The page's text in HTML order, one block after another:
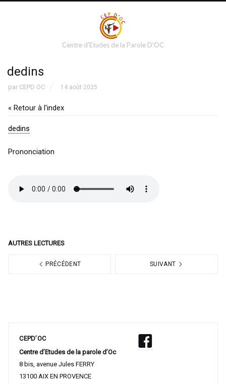
Centre d'Etudes de la Parole D'OC
dedins
par CEPD OC 14 août 2025
« Retour à l'index
dedins
Prononciation
AUTRES LECTURES
PRÉCÉDENT SUIVANT
CEPD’OC
Centre d’Etudes de la parole d’Oc
8 bis, avenue Jules FERRY
13100 AIX EN PROVENCE